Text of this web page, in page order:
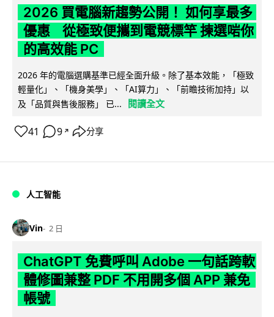
2026 買電腦新趨勢公開！ 如何享最多
優惠 從極致便攜到電競標竿 揀選啱你
的高效能 PC
2026 年的電腦選購基準已經全面升級。除了基本效能，「極致
輕量化」、「機身美學」、「AI算力」、「前瞻技術加持」以
及「品質與售後服務」 已...
閱讀全文
41 9 ↗ 分享
人工智能
Vin 2 日
ChatGPT 免費呼叫 Adobe 一句話跨軟
體修圖兼整 PDF 不用開多個 APP 兼免
帳號